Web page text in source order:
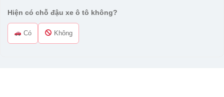
Hiện có chỗ đậu xe ô tô không?
Có Không